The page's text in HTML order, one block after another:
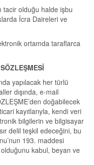
tacir olduğu halde işbu
İcra Daireleri ve
ortamda taraflarca
yapılacak her türlü
dışında, e-mail
doğabilecek
kayıtlarıyla, kendi veri
bilgilerin ve bilgisayar
delil teşkil edeceğini, bu
193. maddesi
kabul, beyan ve